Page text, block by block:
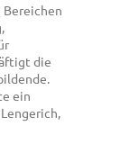
die
ein